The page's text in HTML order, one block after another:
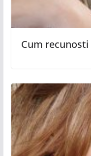
Cum